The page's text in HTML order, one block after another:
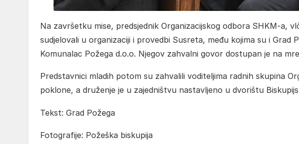
Na završetku mise, predsjednik Organizacijskog odbora SHKM-a,
sudjelovali u organizaciji i provedbi Susreta, među kojima su i Grad
Komunalac Požega d.o.o. Njegov zahvalni govor dostupan je na
Predstavnici mladih potom su zahvalili voditeljima radnih skupina
poklone, a druženje je u zajedništvu nastavljeno u dvorištu
Tekst: Grad Požega
Fotografije: Požeška biskupija